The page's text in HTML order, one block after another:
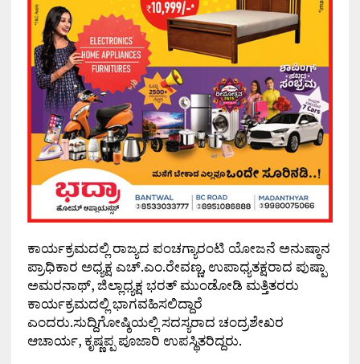
ಕಾರ್ಯಕ್ರಮದಲ್ಲಿ ರಾಜ್ಯದ ಪಂಚಗ್ಯಾರಂಟಿ ಯೋಜನೆ ಅನುಷ್ಠಾನ
ಪ್ರಾಧಿಕಾರ ಅಧ್ಯಕ್ಷ ಎಚ್.ಎಂ.ರೇವಣ್ಣ, ಉಪಾಧ್ಯತಕ್ಷರಾದ ಪುಷ್ಪಾ
ಅಮರನಾಥ್, ಜಿಲ್ಲಾಧ್ಯಕ್ಷ ಭರತ್ ಮುಂಡೋಡಿ ಮತ್ತಿತರರು
ಕಾರ್ಯಕ್ರಮದಲ್ಲಿ ಭಾಗವಹಿಸಲಿದ್ದಾರೆ
ಎಂದರು.ಸುದ್ದಿಗೋಷ್ಠಿಯಲ್ಲಿ ಸದಸ್ಯರಾದ ಚಂದ್ರಶೇಖರ
ಆಚಾರ್ಯ, ಕೃಷ್ಣಪ್ಪ ಪೂಜಾರಿ ಉಪಸ್ಥಿತರಿದ್ದರು.